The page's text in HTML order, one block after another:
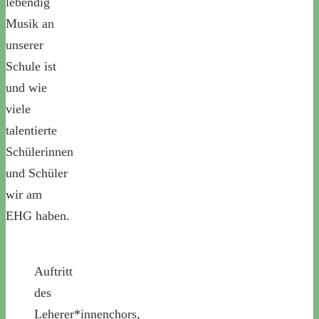
Musik an
unserer
Schule ist
und wie
viele
talentierte
Schülerinnen
und Schüler
wir am
EHG haben.
Auftritt
des
Leherer*innenchors,